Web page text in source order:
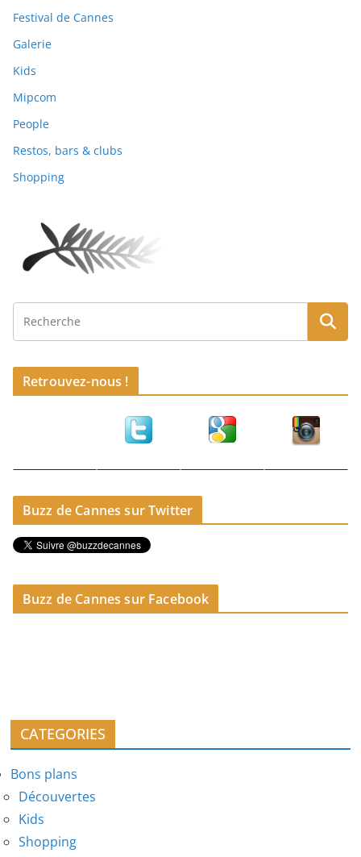
Festival de Cannes
Galerie
Kids
Mipcom
People
Restos, bars & clubs
Shopping
Retrouvez-nous !
Buzz de Cannes sur Twitter
Buzz de Cannes sur Facebook
CATEGORIES
Bons plans
Découvertes
Kids
Shopping